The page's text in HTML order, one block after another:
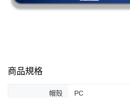
商品規格
帽殼 PC